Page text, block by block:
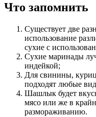
Что запомнить
Существует две
использование
сухие с
Сухие маринады
индейкой;
Для свинины,
подходят любые
Шашлык будет
мясо или же в
размораживанию.